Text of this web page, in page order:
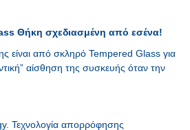
Θήκη σχεδιασμένη από εσένα!
είναι από σκληρό Tempered Glass για
αίσθηση της συσκευής όταν την
Τεχνολογία απορρόφησης